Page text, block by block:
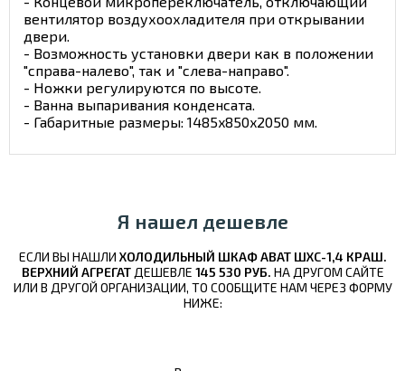
вентилятор воздухоохладителя при открывании
двери.
- Возможность установки двери как в положении
"справа-налево", так и "слева-направо".
- Ножки регулируются по высоте.
- Ванна выпаривания конденсата.
- Габаритные размеры: 1485x850x2050 мм.
Я нашел дешевле
ЕСЛИ ВЫ НАШЛИ ХОЛОДИЛЬНЫЙ ШКАФ ABAT ШХС-1,4 КРАШ.
ВЕРХНИЙ АГРЕГАТДЕШЕВЛЕ 145 530 РУБ. НА ДРУГОМ САЙТЕ
ИЛИ В ДРУГОЙ ОРГАНИЗАЦИИ, ТО СООБЩИТЕ НАМ ЧЕРЕЗ ФОРМУ
НИЖЕ: